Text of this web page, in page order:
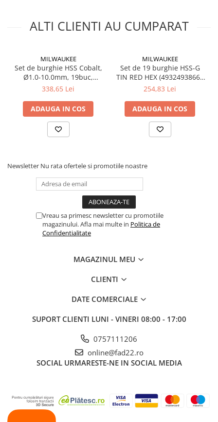
Prize, intrerupatoare si stechere
Stechere
Banda izolatoare
Corpuri si surse de iluminat
Becuri si tuburi LED
Curte si gradina
Plasa gard
Stalpi gard
Panouri gard
Aparate de spalat cu presiune
Aspiratoar, suflante si
Scari aluminiu / otel
Echipamente de protectie si
imbracaminte
Imbracaminte
Manusi
ALTI CLIENTI AU CUMPARAT
MILWAUKEE
Set de burghie HSS Cobalt,
Ø1.0-10.0mm, 19buc,
4932493867 Milwaukee,
338,65 Lei
ADAUGA IN COS
MILWAUKEE
Set de 19 burghie HSS-G
TIN RED HEX (4932493866),
MILWAUKEE
254,83 Lei
ADAUGA IN COS
Newsletter Nu rata ofertele si promotiile noastre
Vreau sa primesc newsletter cu promotiile
magazinului. Afla mai multe in Politica de
Confidentialitate
MAGAZINUL MEU
CLIENTI
DATE COMERCIALE
SUPORT CLIENTI LUNI - VINERI 08:00 - 17:00
0757111206
online@fad22.ro
SOCIAL URMARESTE-NE IN SOCIAL MEDIA